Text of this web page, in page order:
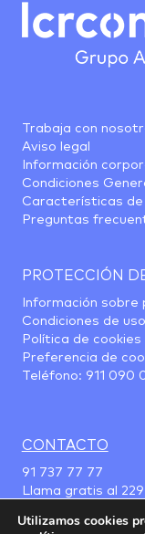
Trabaja con
Aviso legal
Información
Condiciones
Características
Preguntas
PROTECCIÓN
Información
Condiciones de
Política de cookies
Preferencia de
Teléfono: 911 090
CONTACTO
91 737 77 77
Llama gratis al
Utilizamos cookies